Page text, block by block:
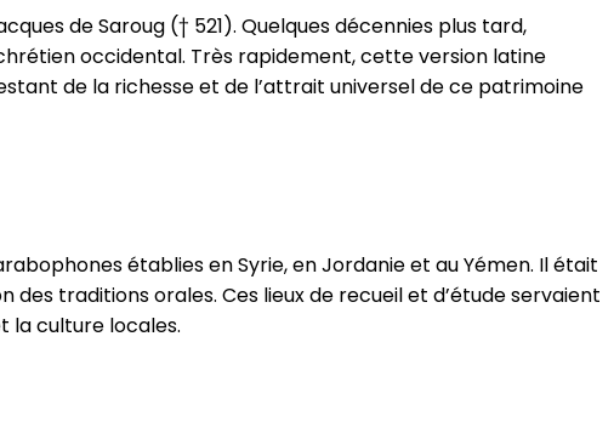
de Saroug († 521). Quelques décennies plus tard,
occidental. Très rapidement, cette version latine
de la richesse et de l’attrait universel de ce patrimoine
établies en Syrie, en Jordanie et au Yémen. Il était
traditions orales. Ces lieux de recueil et d’étude servaient
la culture locales.